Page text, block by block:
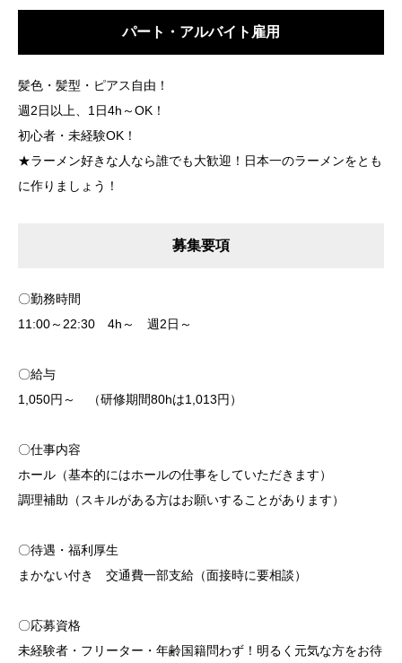
パート・アルバイト雇用
髪色・髪型・ピアス自由！
週2日以上、1日4h～OK！
初心者・未経験OK！
★ラーメン好きな人なら誰でも大歓迎！日本一のラーメンをとも
に作りましょう！
募集要項
〇勤務時間
11:00～22:30 4h～ 週2日～
〇給与
1,050円～ （研修期間80hは1,013円）
〇仕事内容
ホール（基本的にはホールの仕事をしていただきます）
調理補助（スキルがある方はお願いすることがあります）
〇待遇・福利厚生
まかない付き 交通費一部支給（面接時に要相談）
〇応募資格
未経験者・フリーター・年齢国籍問わず！明るく元気な方をお待